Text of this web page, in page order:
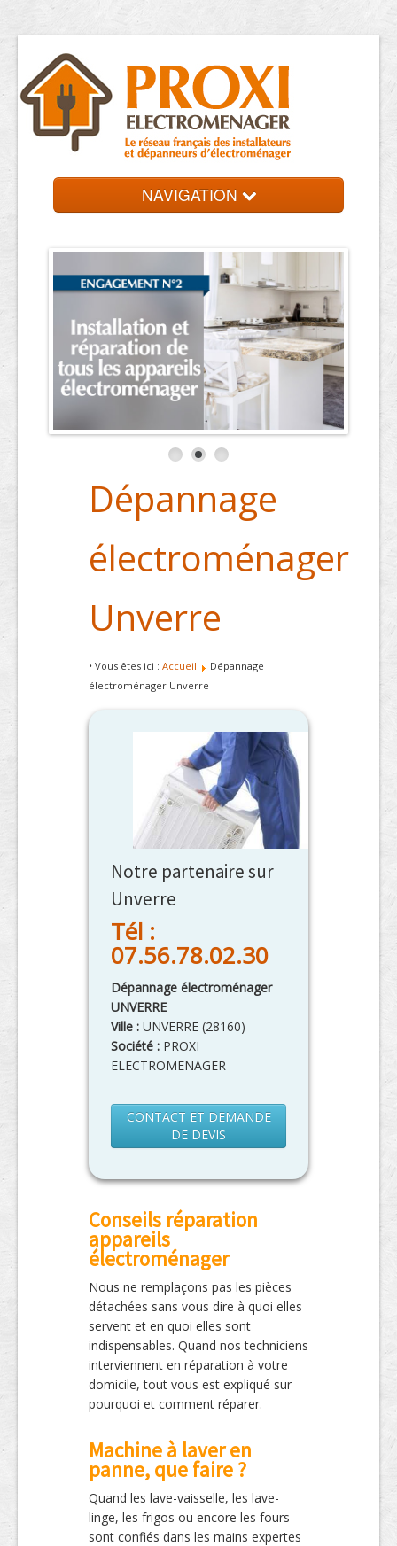
NAVIGATION
Dépannage
électroménager
Unverre
• Vous êtes ici : Accueil
Dépannage
électroménager Unverre
Notre partenaire sur
Unverre
Tél :
07.56.78.02.30
Dépannage électroménager
UNVERRE
Ville : UNVERRE (28160)
Société : PROXI
ELECTROMENAGER
CONTACT ET DEMANDE
DE DEVIS
Conseils réparation
appareils
électroménager
Nous ne remplaçons pas les pièces
détachées sans vous dire à quoi elles
servent et en quoi elles sont
indispensables. Quand nos techniciens
interviennent en réparation à votre
domicile, tout vous est expliqué sur
pourquoi et comment réparer.
Machine à laver en
panne, que faire ?
Quand les lave-vaisselle, les lave-
linge, les frigos ou encore les fours
sont confiés dans les mains expertes